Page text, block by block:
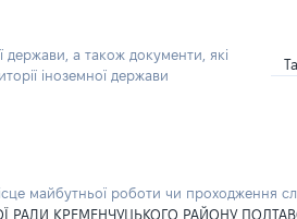
держави, а також документи, які
іноземної держави
майбутньої роботи чи проходження
РАДИ КРЕМЕНЧУЦЬКОГО РАЙОНУ